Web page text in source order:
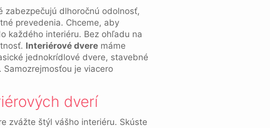
zabezpečujú dlhoročnú odolnosť,
prevedenia. Chceme, aby
každého interiéru. Bez ohľadu na
Interiérové dveremáme
jednokrídlové dvere, stavebné
je viacero
dverí
zvážte štýl vášho interiéru. Skúste